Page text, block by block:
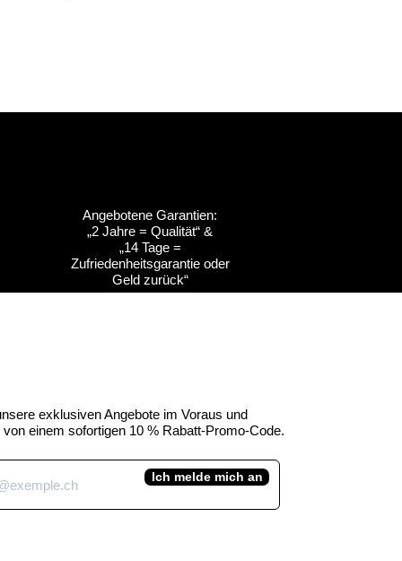
Schnellansicht
Anpassbar
Kuh-Emblem des
Kantons Obwalden -
Schnellansicht
Anpassbar
Kuh-Emblem des
Kantons Freiburg (H45
Angebotene Garantien:
„2 Jahre = Qualität“ &
„14 Tage =
Zufriedenheitsgarantie oder
Geld zurück“
exklusiven Angebote im Voraus und
von einem sofortigen 10 % Rabatt-Promo-Code.
Ich melde mich an